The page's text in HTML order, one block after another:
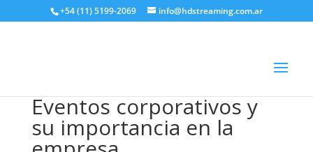
+54 (11) 5199-2069 info@hdstreaming.com.ar
Eventos corporativos y
su importancia en la